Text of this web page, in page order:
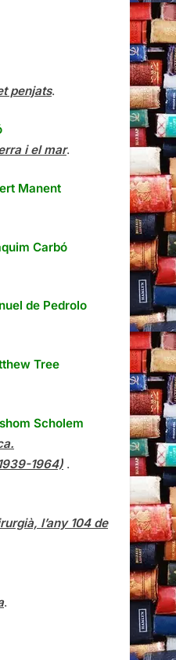
penjats.
i el mar.
Manent
Carbó
de Pedrolo
Tree
Scholem
1964) .
l’any 104 de
.